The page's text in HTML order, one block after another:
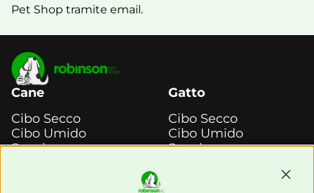
Pet Shop tramite email.
Cane
Cibo Secco
Cibo Umido
Snack e
Gatto
Cibo Secco
Cibo Umido
Snack e